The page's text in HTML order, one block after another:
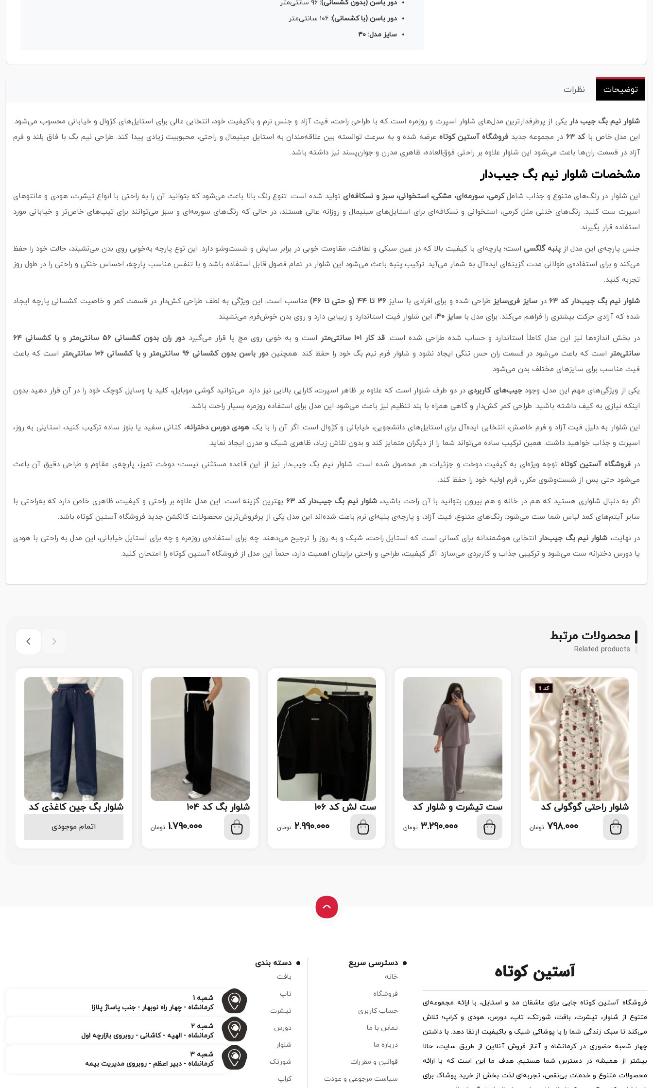
دور باسن (بدون کشسانی): ۹۶ سانتی‌متر
دور باسن (با کشسانی): ۱۰۶ سانتی‌متر
سایز مدل: ۴۰
توضیحات نظرات
شلوار نیم بگ جیب‌ دار یکی از پرطرفدارترین مدل‌های شلوار اسپرت و روزمره است که با طراحی راحت، فیت آزاد و جنس نرم و باکیفیت خود، انتخابی عالی برای استایل‌های کژوال و خیابانی محسوب می‌شود.
این مدل خاص باکد ۶۳ در مجموعه جدید فروشگاه آستین کوتاه عرضه شده و به‌ سرعت توانسته بین علاقه‌مندان به استایل مینیمال و راحتی، محبوبیت زیادی پیدا کند. طراحی نیم بگ با فاق بلند و فرم
آزاد در قسمت ران‌ها باعث می‌شود این شلوار علاوه بر راحتی فوق‌العاده، ظاهری مدرن و جوان‌پسند نیز داشته باشد.
مشخصات شلوار نیم بگ جیب‌دار
این شلوار در رنگ‌های متنوع و جذاب شاملکرمی، سورمه‌ای، مشکی، استخوانی، سبز و نسکافه‌ایتولید شده است. تنوع رنگ بالا باعث می‌شود که بتوانید آن را به‌ راحتی با انواع تیشرت، هودی و مانتوهای
اسپرت ست کنید. رنگ‌های خنثی مثل کرمی، استخوانی و نسکافه‌ای برای استایل‌های مینیمال و روزانه عالی هستند، در حالی که رنگ‌های سورمه‌ای و سبز می‌توانند برای تیپ‌های خاص‌تر و خیابانی مورد
استفاده قرار بگیرند.
جنس پارچه‌ی این مدل از پنبه گلگسی است؛ پارچه‌ای با کیفیت بالا که در عین سبکی و لطافت، مقاومت خوبی در برابر سایش و شست‌وشو دارد. این نوع پارچه به‌خوبی روی بدن می‌نشیند، حالت خود را حفظ
می‌کند و برای استفاده‌ی طولانی‌ مدت گزینه‌ای ایده‌آل به شمار می‌آید. ترکیب پنبه باعث می‌شود این شلوار در تمام فصول قابل استفاده باشد و با تنفس مناسب پارچه، احساس خنکی و راحتی را در طول روز
تجربه کنید.
شلوار نیم بگ جیب‌دار کد ۶۳ در سایز فری‌سایز طراحی شده و برای افرادی با سایز۳۶ تا ۴۴ (و حتی تا ۴۶)
مناسب است. این ویژگی به لطف طراحی کش‌دار در قسمت کمر و خاصیت کشسانی پارچه ایجاد
شده که آزادی حرکت بیشتری را فراهم می‌کند. برای مدل با سایز ۴۰ ، این شلوار فیت استاندارد و زیبایی دارد و روی بدن خوش‌فرم می‌نشیند.
در بخش اندازه‌ها نیز این مدل کاملاً استاندارد و حساب‌ شده طراحی شده است. قد کار ۱۰۱ سانتی‌متر است و به‌ خوبی روی مچ پا قرار می‌گیرد.دور ران بدون کشسانی ۵۶ سانتی‌متر و
با کشسانی ۶۴
سانتی‌متر است که باعث می‌شود در قسمت ران حس تنگی ایجاد نشود و شلوار فرم نیم بگ خود را حفظ کند. همچنیندور باسن بدون کشسانی ۹۶ سانتی‌متر وبا کشسانی ۱۰۶ سانتی‌متر
است که باعث
فیت مناسب برای سایزهای مختلف بدن می‌شود.
یکی از ویژگی‌های مهم این مدل، وجودجیب‌های کاربردیدر دو طرف شلوار است که علاوه بر ظاهر اسپرت، کارایی بالایی نیز دارد. می‌توانید گوشی موبایل، کلید یا وسایل کوچک خود را در آن قرار دهید بدون
اینکه نیازی به کیف داشته باشید. طراحی کمر کش‌دار و گاهی همراه با بند تنظیم نیز باعث می‌شود این مدل برای استفاده روزمره بسیار راحت باشد.
این شلوار به‌ دلیل فیت آزاد و فرم خاصش، انتخابی ایده‌آل برای استایل‌های دانشجویی، خیابانی و کژوال است. اگر آن را با یک هودی دورس دخترانه، کتانی سفید یا بلوز ساده ترکیب کنید، استایلی به‌ روز،
اسپرت و جذاب خواهید داشت. همین ترکیب ساده می‌تواند شما را از دیگران متمایز کند و بدون تلاش زیاد، ظاهری شیک و مدرن ایجاد نماید.
درفروشگاه آستین کوتاهتوجه ویژه‌ای به کیفیت دوخت و جزئیات هر محصول شده است. شلوار نیم بگ جیب‌دار نیز از این قاعده مستثنی نیست؛ دوخت تمیز، پارچه‌ی مقاوم و طراحی دقیق آن باعث
می‌شود حتی پس از شست‌وشوی مکرر، فرم اولیه خود را حفظ کند.
اگر به دنبال شلواری هستید که هم در خانه و هم بیرون بتوانید با آن راحت باشید، شلوار نیم بگ جیب‌دار کد ۶۳
بهترین گزینه است. این مدل علاوه بر راحتی و کیفیت، ظاهری خاص دارد که به‌راحتی با
سایر آیتم‌های کمد لباس شما ست می‌شود. رنگ‌های متنوع، فیت آزاد، و پارچه‌ی پنبه‌ای نرم باعث شده‌اند این مدل یکی از پرفروش‌ترین محصولات کالکشن جدید فروشگاه آستین کوتاه باشد.
در نهایت، شلوار نیم بگ جیب‌دار انتخابی هوشمندانه برای کسانی است که استایل راحت، شیک و به‌ روز را ترجیح می‌دهند. چه برای استفاده‌ی روزمره و چه برای استایل خیابانی، این مدل به‌ راحتی با هودی
یا دورس دخترانه ست می‌شود و ترکیبی جذاب و کاربردی می‌سازد. اگر کیفیت، طراحی و راحتی برایتان اهمیت دارد، حتماً این مدل از فروشگاه آستین کوتاه را امتحان کنید.
محصولات مرتبط
Related products
شلوار راحتی گوگولی کد
113
798.000 تومان
ست تیشرت و شلوار کد
110
3.290.000 تومان
ست لش کد 106
2.990.000 تومان
شلوار بگ کد 104
1.790.000 تومان
شلوار بگ جین کاغذی کد
1.598.000
اتمام موجودی
فروشگاه آستین کوتاه جایی برای عاشقان مد و استایل، با ارائه مجموعه‌ای
متنوع از شلوار، تیشرت، بافت، شورتک، تاپ، دورس، هودی و کراپ؛ تلاش
می‌کند تا سبک زندگی شما را با پوشاکی شیک و باکیفیت ارتقا دهد. با داشتن
چهار شعبه حضوری در کرمانشاه و آغاز فروش آنلاین از طریق سایت، حالا
بیشتر از همیشه در دسترس شما هستیم. هدف ما این است که با ارائه
محصولات متنوع و خدمات بی‌نقص، تجربه‌ای لذت بخش از خرید پوشاک برای
دسترسی سریع
خانه
فروشگاه
حساب کاربری
تماس با ما
درباره ما
قوانین و مقررات
سیاست مرجوعی و عودت
دسته بندی
بافت
تاپ
تیشرت
دورس
شلوار
شورتک
کراپ
شعبه 1
کرمانشاه - چهار راه نوبهار - جنب پاساژ پلازا
شعبه 2
کرمانشاه - الهیه - کاشانی - روبروی بازارچه اول
شعبه 3
کرمانشاه - دبیر اعظم - روبروی مدیریت بیمه